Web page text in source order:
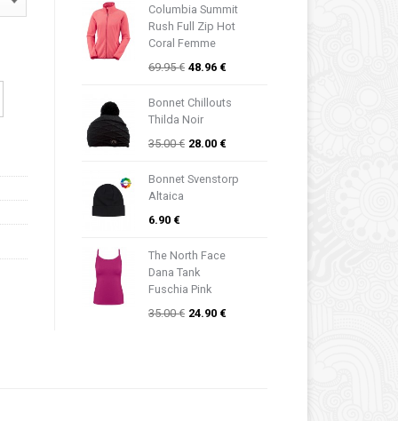
Columbia Summit
Rush Full Zip Hot
Coral Femme
69.95 € 48.96 €
Bonnet Chillouts
Thilda Noir
35.00 € 28.00 €
Bonnet Svenstorp
Altaica
6.90 €
The North Face
Dana Tank
Fuschia Pink
35.00 € 24.90 €